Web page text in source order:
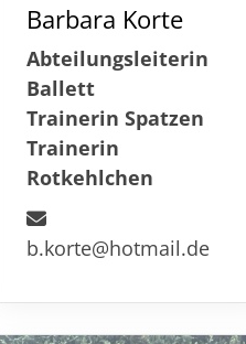
Barbara Korte
Abteilungsleiterin
Ballett
Trainerin Spatzen
Trainerin
Rotkehlchen
b.korte@hotmail.de